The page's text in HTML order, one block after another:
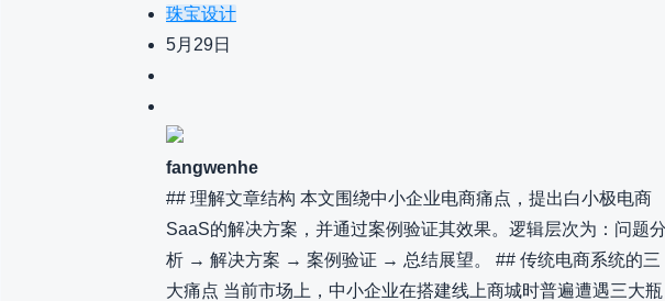
珠宝设计
5月29日
fangwenhe
## 理解文章结构 本文围绕中小企业电商痛点，提出白小极电商
SaaS的解决方案，并通过案例验证其效果。逻辑层次为：问题
析 → 解决方案 → 案例验证 → 总结展望。 ## 传统电商系统的三
大痛点 当前市场上，中小企业在搭建线上商城时普遍遭遇三大瓶